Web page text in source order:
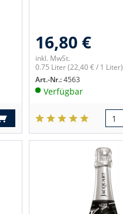
16,80 €
inkl. MwSt.
0.75 Liter(22,40 € / 1 Liter)
Art.-Nr.:4563
Verfügbar